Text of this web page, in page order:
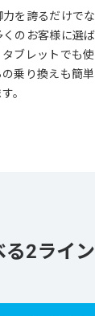
を誇るだけで
のお客様に選
ブレットでも
乗り換えも簡
。
る2ライ